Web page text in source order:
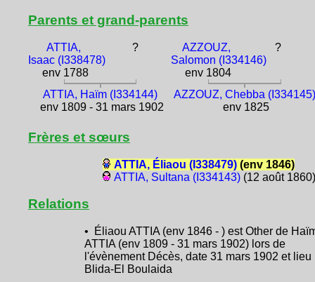
Parents et grand-parents
ATTIA,
Isaac (I338478)
env 1788
?
AZZOUZ,
Salomon (I334146)
env 1804
?
ATTIA, Haïm (I334144)
env 1809 - 31 mars 1902
AZZOUZ, Chebba (I334145)
env 1825
Frères et sœurs
ATTIA, Éliaou (I338479)(env 1846)
ATTIA, Sultana (I334143)(12 août 1860)
Relations
• Éliaou ATTIA (env 1846 - ) est Other de
ATTIA (env 1809 - 31 mars 1902) lors de
l'évènement Décès, date 31 mars 1902 et lieu
Blida-El Boulaida